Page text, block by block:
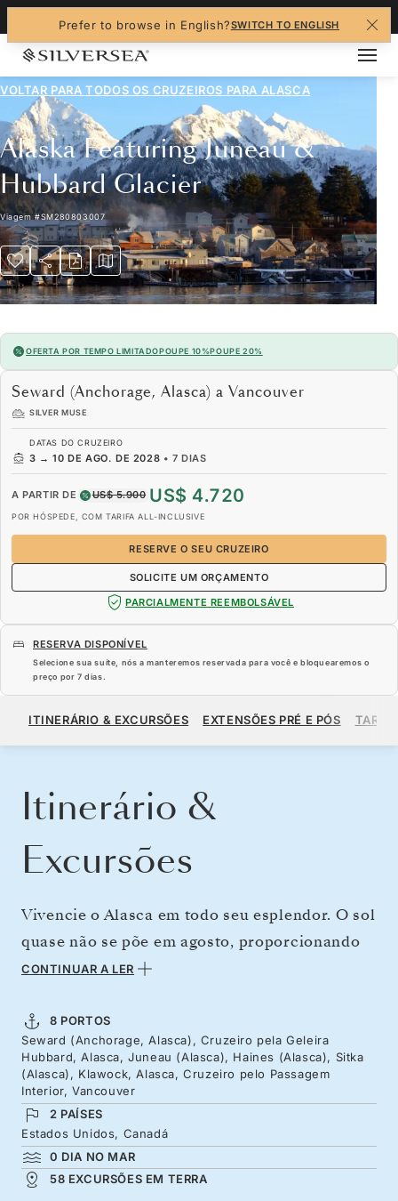
Prefer to browse in English?SWITCH TO ENGLISH
VOLTAR PARA TODOS OS CRUZEIROS PARA ALASCA
Alaska Featuring Juneau &
Hubbard Glacier
Viagem #SM280803007
OFERTA POR TEMPO LIMITADOPOUPE 10%POUPE 20%
Seward (Anchorage, Alasca) a Vancouver
SILVER MUSE
DATAS DO CRUZEIRO
3 → 10 DE AGO. DE 2028 •7 DIAS
A PARTIR DE US$ 5.900 US$ 4.720
POR HÓSPEDE, COM TARIFA ALL-INCLUSIVE
RESERVE O SEU CRUZEIRO
SOLICITE UM ORÇAMENTO
PARCIALMENTE REEMBOLSÁVEL
RESERVA DISPONÍVEL
Selecione sua suíte, nós a manteremos reservada para você e bloquearemos o
preço por 7 dias.
A PARTIR DE US$ 4.720
ITINERÁRIO & EXCURSÕES EXTENSÕES PRÉ E PÓS
Itinerário &
Excursões
Vivencie o Alasca em todo seu esplendor. O sol
quase não se põe em agosto, proporcionando
ainda mais tempo para contemplar a
baleias-jubarte saltando, veja a impressionante
subida dos salmões nos rios e observe os ursos
à espreita nas margens. A vegetação
exuberante se estende sob os picos
montanhosos enquanto você explora cidades
históricas e a rica cultura Tlingit rumo a
Vancouver.
CONTINUAR A LER
8 PORTOS
Seward (Anchorage, Alasca), Cruzeiro pela Geleira
Hubbard, Alasca, Juneau (Alasca), Haines (Alasca), Sitka
(Alasca), Klawock, Alasca, Cruzeiro pelo Passagem
Interior, Vancouver
2 PAÍSES
Estados Unidos, Canadá
0 DIA NO MAR
58 EXCURSÕES EM TERRA